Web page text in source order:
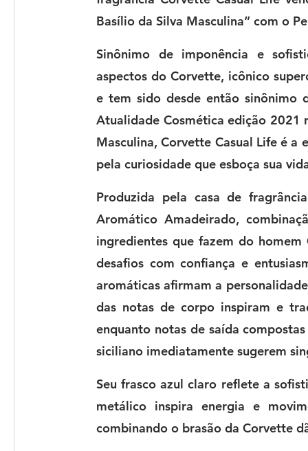
Basílio da Silva Masculina” com o
Sinônimo de imponência e
aspectos do Corvette, icônico
e tem sido desde então sinônimo
Atualidade Cosmética edição 2021
Masculina, Corvette Casual Life é a
pela curiosidade que esboça sua
Produzida pela casa de
Aromático Amadeirado,
ingredientes que fazem do homem
desafios com confiança e
aromáticas afirmam a
das notas de corpo inspiram e
enquanto notas de saída
Seu frasco azul claro reflete a
metálico inspira energia e
combinando o brasão da Corvette